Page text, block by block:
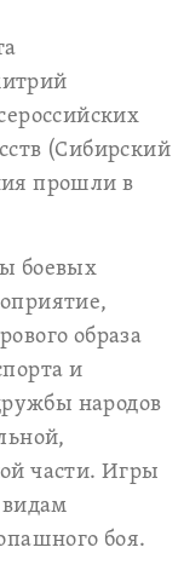
(Сибирский
прошли в
боевых
образа
и
народов
части. Игры
боя.